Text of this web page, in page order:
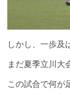
しかし、一歩及
まだ夏季立川大
この試合で何が